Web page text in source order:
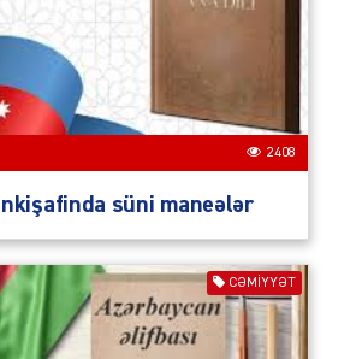
2408
süni maneələr
CƏMIYYƏT